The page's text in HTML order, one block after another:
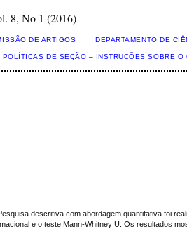
8, No 1 (2016)
DE ARTIGOS DEPARTAMENTO DE
POLÍTICAS DE SEÇÃO – INSTRUÇÕES SOBRE O
descritiva com abordagem quantitativa foi
e o teste Mann-Whitney U. Os resultados